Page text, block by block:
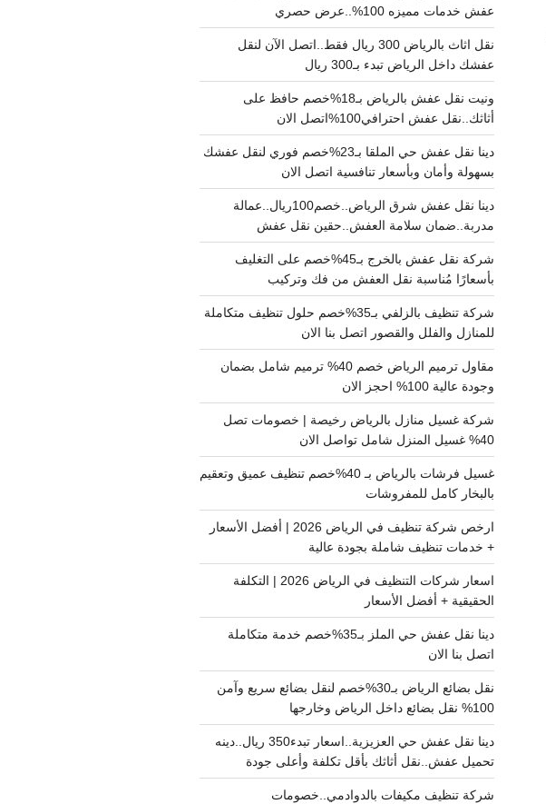
عفش خدمات مميزه 100%..عرض حصري
نقل اثاث بالرياض 300 ريال فقط..اتصل الآن لنقل
عفشك داخل الرياض تبدء بـ300 ريال
ونيت نقل عفش بالرياض بـ18%خصم حافظ على
أثاثك..نقل عفش احترافي100%اتصل الان
دينا نقل عفش حي الملقا بـ23%خصم فوري لنقل عفشك
بسهولة وأمان وبأسعار تنافسية اتصل الان
دينا نقل عفش شرق الرياض..خصم100ريال..عمالة
مدربة..ضمان سلامة العفش..حقين نقل عفش
شركة نقل عفش بالخرج بـ45%خصم على التغليف
بأسعارًا مُناسبة نقل العفش من فك وتركيب
شركة تنظيف بالزلفي بـ35%خصم حلول تنظيف متكاملة
للمنازل والفلل والقصور اتصل بنا الان
مقاول ترميم الرياض خصم 40% ترميم شامل بضمان
وجودة عالية 100% احجز الان
شركة غسيل منازل بالرياض رخيصة | خصومات تصل
40% غسيل المنزل شامل تواصل الان
غسيل فرشات بالرياض بـ 40%خصم تنظيف عميق وتعقيم
بالبخار كامل للمفروشات
ارخص شركة تنظيف في الرياض 2026 | أفضل الأسعار
+ خدمات تنظيف شاملة بجودة عالية
اسعار شركات التنظيف في الرياض 2026 | التكلفة
الحقيقية + أفضل الأسعار
دينا نقل عفش حي الملز بـ35%خصم خدمة متكاملة
اتصل بنا الان
نقل بضائع الرياض بـ30%خصم لنقل بضائع سريع وآمن
100% نقل بضائع داخل الرياض وخارجها
دينا نقل عفش حي العزيزية..اسعار تبدء350 ريال..دينه
تحميل عفش..نقل أثاثك بأقل تكلفة وأعلى جودة
شركة تنظيف مكيفات بالدوادمي..خصومات